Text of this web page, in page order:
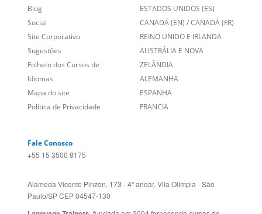
Sobre nós
Empregos
Blog
Social
Site Corporativo
Sugestões
Folheto dos Cursos de
Idiomas
PORTUGAL
ESTADOS UNIDOS (EN)/
ESTADOS UNIDOS (ES)
CANADÁ (EN) /CANADÁ (FR)
REINO UNIDO E IRLANDA
AUSTRÁLIA E NOVA
ZELÂNDIA
ALEMANHA
+55 15 3500 8175
Alameda Vicente Pinzon, 173 - 4º andar, Vila Olímpia - São